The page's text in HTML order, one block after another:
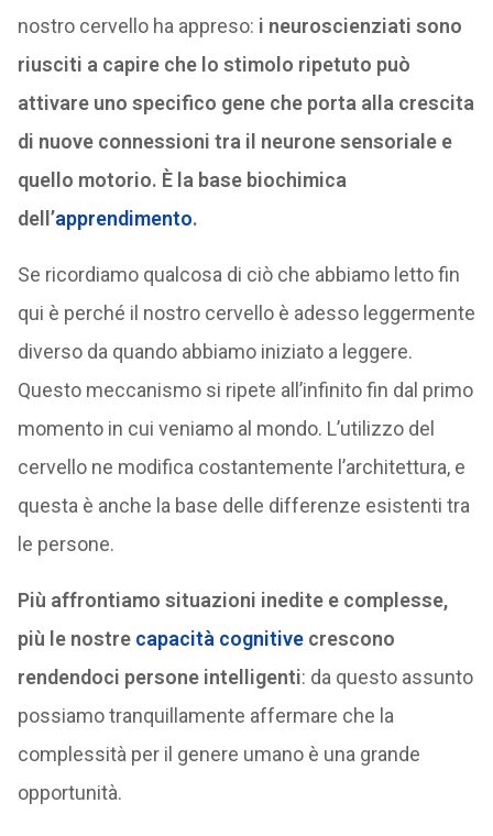
nostro cervello ha appreso: i neuroscienziati sono
riusciti a capire che lo stimolo ripetuto può
attivare uno specifico gene che porta alla crescita
di nuove connessioni tra il neurone sensoriale e
quello motorio. È la base biochimica
dell’apprendimento.
Se ricordiamo qualcosa di ciò che abbiamo letto fin
qui è perché il nostro cervello è adesso leggermente
diverso da quando abbiamo iniziato a leggere.
Questo meccanismo si ripete all’infinito fin dal primo
momento in cui veniamo al mondo. L’utilizzo del
cervello ne modifica costantemente l’architettura, e
questa è anche la base delle differenze esistenti tra
le persone.
Più affrontiamo situazioni inedite e complesse,
più le nostre capacità cognitivecrescono
rendendoci persone intelligenti: da questo assunto
possiamo tranquillamente affermare che la
complessità per il genere umano è una grande
opportunità.